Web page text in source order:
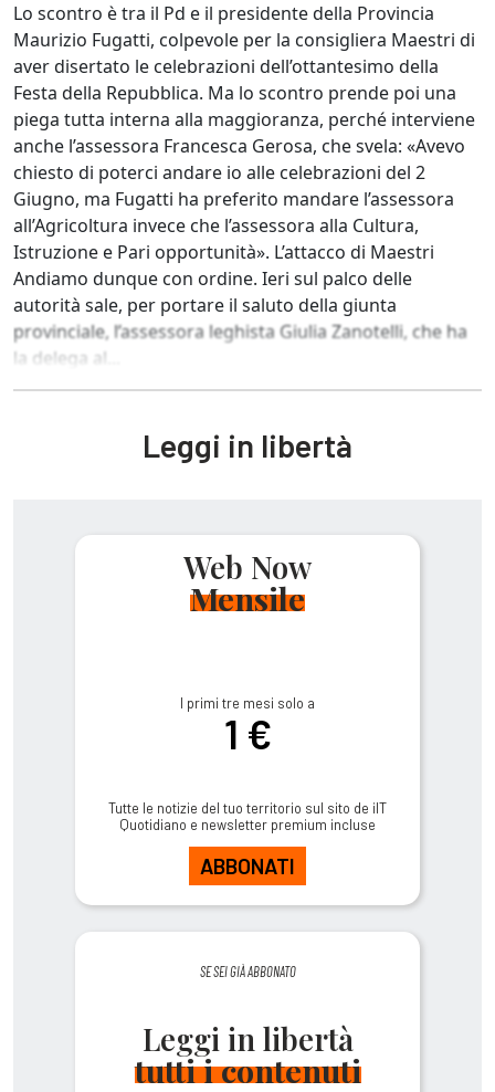
Lo scontro è tra il Pd e il presidente della Provincia
Maurizio Fugatti, colpevole per la consigliera Maestri di
aver disertato le celebrazioni dell’ottantesimo della
Festa della Repubblica. Ma lo scontro prende poi una
piega tutta interna alla maggioranza, perché interviene
anche l’assessora Francesca Gerosa, che svela: «Avevo
chiesto di poterci andare io alle celebrazioni del 2
Giugno, ma Fugatti ha preferito mandare l’assessora
all’Agricoltura invece che l’assessora alla Cultura,
Istruzione e Pari opportunità». L’attacco di Maestri
Andiamo dunque con ordine. Ieri sul palco delle
autorità sale, per portare il saluto della giunta
provinciale, l’assessora leghista Giulia Zanotelli, che ha
la delega al...
Leggi in libertà
Web Now
Mensile
I primi tre mesi solo a
1 €
Tutte le notizie del tuo territorio sul sito de ilT
Quotidiano e newsletter premium incluse
ABBONATI
SE SEI GIÀ ABBONATO
Leggi in libertà
tutti i contenuti